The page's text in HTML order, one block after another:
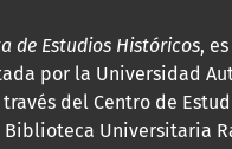
de Estudios Históricos,
por la Universidad
través del Centro de
Universitaria